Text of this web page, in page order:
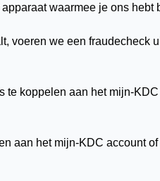
waarmee je ons hebt
voeren we een fraudecheck
te koppelen aan het mijn-
aan het mijn-KDC account